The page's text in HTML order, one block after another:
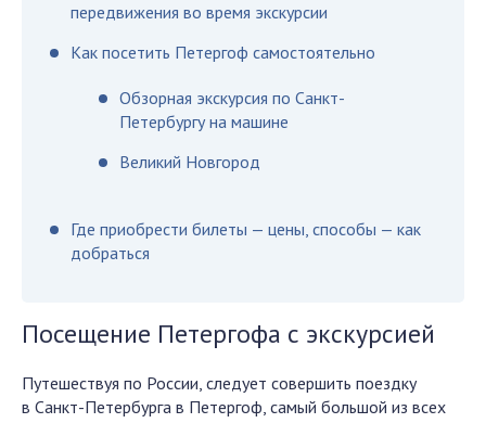
передвижения во время экскурсии
Как посетить Петергоф самостоятельно
Обзорная экскурсия по Санкт-
Петербургу на машине
Великий Новгород
Где приобрести билеты — цены, способы — как
добраться
Посещение Петергофа с экскурсией
Путешествуя по России, следует совершить поездку
в Санкт-Петербурга в Петергоф, самый большой из всех